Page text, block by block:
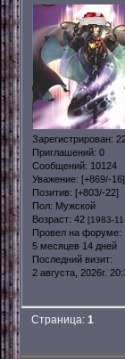
Зарегистрирован:
Приглашений: 0
Сообщений: 10124
Уважение: [+869/-16]
Позитив: [+803/-22]
Пол: Мужской
Возраст: 42 [1983-
Провел на форуме:
5 месяцев 14 дней
Последний визит:
2 августа, 2026г.
Страница:1